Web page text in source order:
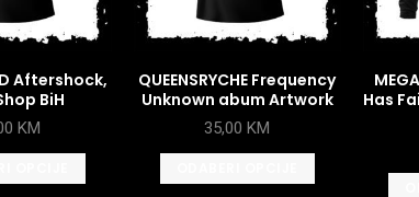
Aftershock,
BiH
KM
QUEENSRYCHE Frequency
Unknown abum Artwork
35,00KM
Has